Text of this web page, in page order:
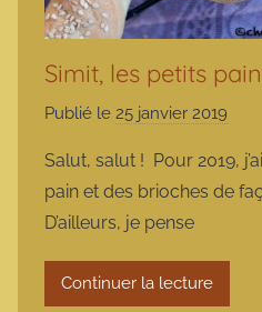
Simit, les petits
Publié le 25 janvier 2019
r
m
r
Salut, salut ! Pour 2019,
pain et des brioches de
D’ailleurs, je pense
Continuer la lecture